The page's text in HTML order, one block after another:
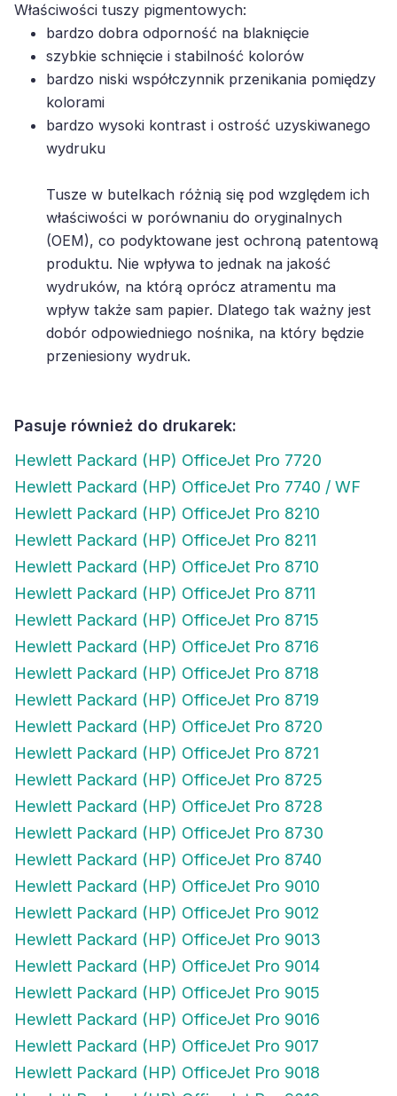
Właściwości tuszy pigmentowych:
bardzo dobra odporność na blaknięcie
szybkie schnięcie i stabilność kolorów
bardzo niski współczynnik przenikania pomiędzy
kolorami
bardzo wysoki kontrast i ostrość uzyskiwanego
wydruku
Tusze w butelkach różnią się pod względem ich
właściwości w porównaniu do oryginalnych
(OEM), co podyktowane jest ochroną patentową
produktu. Nie wpływa to jednak na jakość
wydruków, na którą oprócz atramentu ma
wpływ także sam papier. Dlatego tak ważny jest
dobór odpowiedniego nośnika, na który będzie
przeniesiony wydruk.
Pasuje również do drukarek:
Hewlett Packard (HP) OfficeJet Pro 7720
Hewlett Packard (HP) OfficeJet Pro 7740 / WF
Hewlett Packard (HP) OfficeJet Pro 8210
Hewlett Packard (HP) OfficeJet Pro 8211
Hewlett Packard (HP) OfficeJet Pro 8710
Hewlett Packard (HP) OfficeJet Pro 8711
Hewlett Packard (HP) OfficeJet Pro 8715
Hewlett Packard (HP) OfficeJet Pro 8716
Hewlett Packard (HP) OfficeJet Pro 8718
Hewlett Packard (HP) OfficeJet Pro 8719
Hewlett Packard (HP) OfficeJet Pro 8720
Hewlett Packard (HP) OfficeJet Pro 8721
Hewlett Packard (HP) OfficeJet Pro 8725
Hewlett Packard (HP) OfficeJet Pro 8728
Hewlett Packard (HP) OfficeJet Pro 8730
Hewlett Packard (HP) OfficeJet Pro 8740
Hewlett Packard (HP) OfficeJet Pro 9010
Hewlett Packard (HP) OfficeJet Pro 9012
Hewlett Packard (HP) OfficeJet Pro 9013
Hewlett Packard (HP) OfficeJet Pro 9014
Hewlett Packard (HP) OfficeJet Pro 9015
Hewlett Packard (HP) OfficeJet Pro 9016
Hewlett Packard (HP) OfficeJet Pro 9017
Hewlett Packard (HP) OfficeJet Pro 9018